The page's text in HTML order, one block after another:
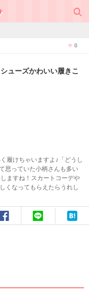
0
ューズかわいい履きこ
履けちゃいますよ♪「どうし
思っていた小柄さんも多い
ますね！スカートコーデや
くなってもらえたらうれし